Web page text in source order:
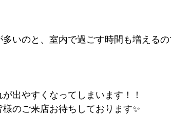
いのと、室内で過ごす時間も増える
出やすくなってしまいます！！
のご来店お待ちしております✨